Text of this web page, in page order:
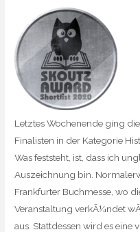
Letztes Wochenende ging
Finalisten in der Kategorie
Was feststeht, ist, dass ich
Auszeichnung bin.
Frankfurter Buchmesse, wo
Veranstaltung verkÃ¼ndet
aus. Stattdessen wird es